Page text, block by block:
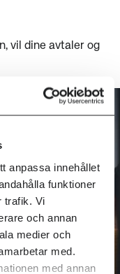
anpassa innehållet
funktioner
trafik. Vi
och annan
medier och
med.
med annan
vil dine avtaler og